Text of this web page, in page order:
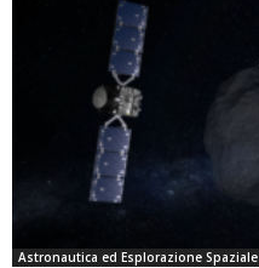
Astronautica ed Esplorazione Spaziale